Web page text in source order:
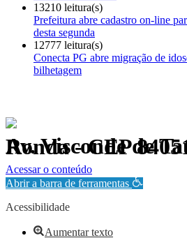
13210 leitura(s)
Prefeitura abre cadastro on-line
desta segunda
12777 leitura(s)
Conecta PG abre migração de
bilhetagem
Av. Visconde de Taunay, 950 - Ronda -
Política de Privacidade.
Acessar o conteúdo
Abrir a barra de ferramentas
Acessibilidade
Aumentar texto